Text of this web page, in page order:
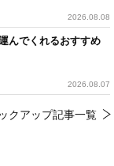
2026.08.08
んでくれるおすすめ
2026.08.07
クアップ記事一覧